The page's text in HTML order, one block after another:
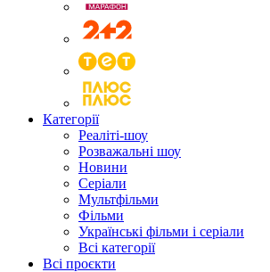
Категорії
Реаліті-шоу
Розважальні шоу
Новини
Серіали
Мультфільми
Фільми
Українські фільми і серіали
Всі категорії
Всі проєкти